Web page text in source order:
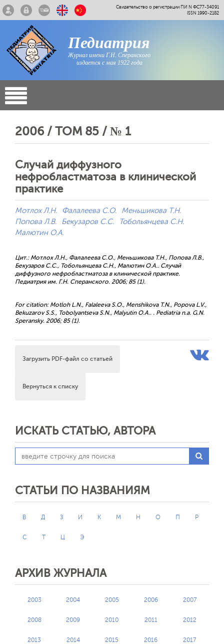
Свидетельство о регистрации ПИ N ФС77-34091
ISSN 1990-2182
Педиатрия
Журнал имени Г.Н. Сперанского
издается с мая 1922 года
2006 / ТОМ 85 / № 1
Случай диффузного
нефробластматоза в клинической
практике
Мотлох Л.Н. Фалалеева С.О.
Меньшикова Т.Н.
Попова Л.В.
Бекузаров С.С.
Тобольянцева С.Н.
Малютин О.А.
Цит.: Мотлох Л.Н., Фалалеева С.О., Меньшикова Т.Н., Попова Л.В.,
Бекузаров С.С., Тобольянцева С.Н., Малютин О.А.. Случай
диффузного нефробластматоза в клинической практике.
Педиатрия им. Г.Н. Сперанского. 2006; 85 (1).
For citation: Motloh L.N., Falaleeva S.O., Menshikova T.N., Popova L.V.,
Bekuzarov S.S., Tobolyantseva S.N., Malyutin O.A.. . Pediatria n.a. G.N.
Speransky. 2006; 85 (1).
Загрузить PDF-файл со статьей
Вернуться к списку
ИСКАТЬ СТАТЬЮ, АВТОРА
СТАТЬИ ПО НАЗВАНИЯМ
В Д З И К М Н О П Р
С Т Ц Э
АРХИВ ЖУРНАЛА
2003 2004 2005 2006 2007
2008 2009 2010 2011 2012
2013 2014 2015 2016 2017